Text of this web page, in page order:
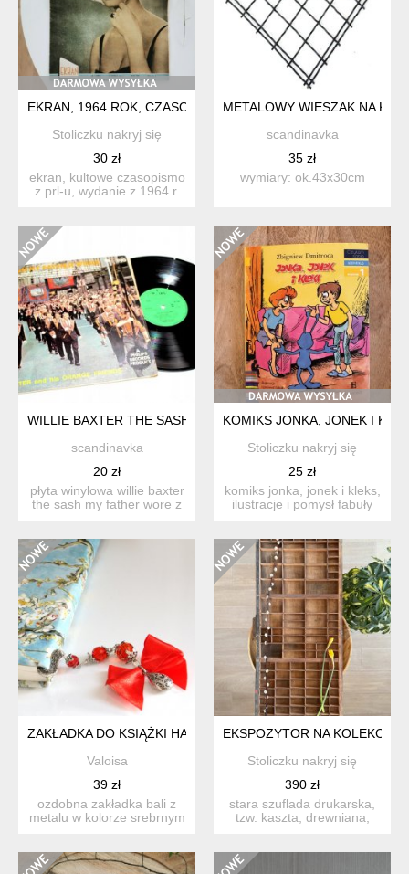
EKRAN, 1964 ROK, CZASOPISMO Z PRL
Stoliczku nakryj się
30 zł
ekran, kultowe czasopismo
z prl-u, wydanie z 1964 r.
METALOWY WIESZAK NA
scandinavka
35 zł
wymiary: ok.43x30cm
WILLIE BAXTER THE SASH MY FATHER WORE 1966
scandinavka
20 zł
płyta winylowa willie baxter
the sash my father wore z
KOMIKS JONKA, JONEK I
Stoliczku nakryj się
25 zł
komiks jonka, jonek i kleks,
ilustracje i pomysł fabuły
ZAKŁADKA DO KSIĄŻKI HAND MADE METAL BALI SWAROVSKI
Valoisa
39 zł
ozdobna zakładka bali z
metalu w kolorze srebrnym
EKSPOZYTOR NA KOLEKCJĘ,
Stoliczku nakryj się
390 zł
stara szuflada drukarska,
tzw. kaszta, drewniana,